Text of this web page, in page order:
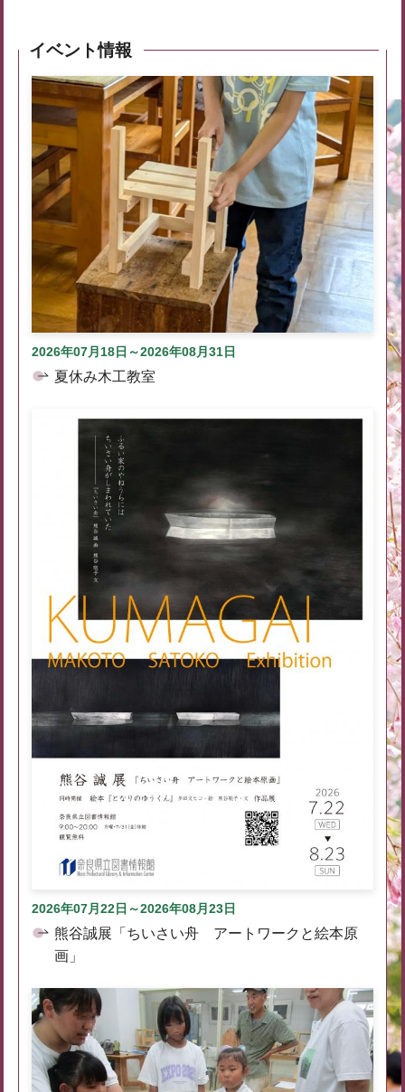
イベント情報
2026年07月18日～2026年08月31日
夏休み木工教室
2026年07月22日～2026年08月23日
熊谷誠展「ちいさい舟 アートワークと絵本原
画」